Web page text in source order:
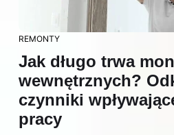
REMONTY
Jak długo trwa
wewnętrznych?
czynniki
pracy